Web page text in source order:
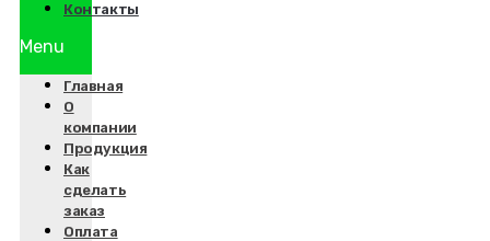
Контакты
Menu
Главная
О
компании
Продукция
Как
сделать
заказ
Оплата